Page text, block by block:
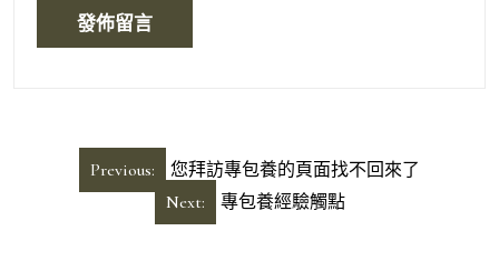
Previous:
您拜訪專包養的頁面找不回來了
Next:
專包養經驗觸點